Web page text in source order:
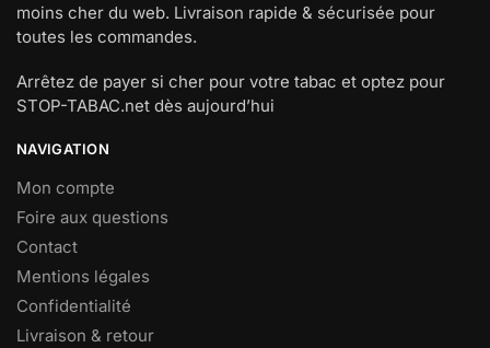
moins cher du web. Livraison rapide & sécurisée pour
toutes les commandes.
Arrêtez de payer si cher pour votre tabac et optez pour
STOP-TABAC.net dès aujourd’hui
NAVIGATION
Mon compte
Foire aux questions
Contact
Mentions légales
Confidentialité
Livraison & retour